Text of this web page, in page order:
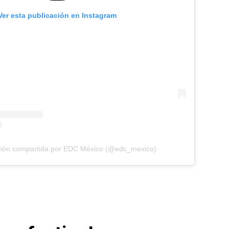
esta publicación en Instagram
compartida por EDC México (@edc_mexico)